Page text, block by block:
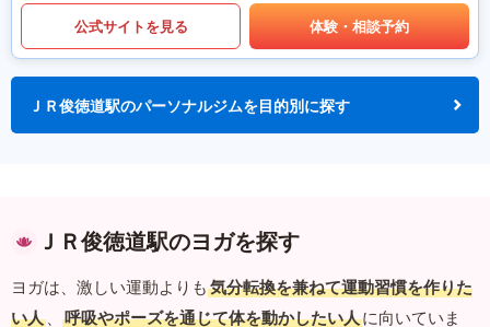
公式サイトを見る 体験・相談予約
ＪＲ俊徳道駅のパーソナルジムを目的別に探す
ＪＲ俊徳道駅のヨガを探す
ヨガは、激しい運動よりも 気分転換を兼ねて運動習慣を作りた
い人 、 呼吸やポーズを通じて体を動かしたい人に向いていま